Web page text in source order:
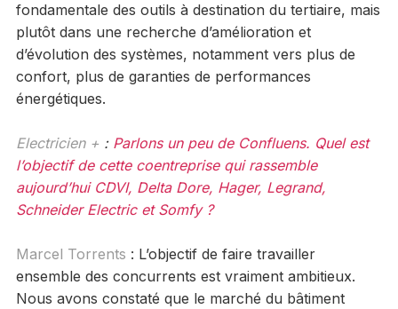
fondamentale des outils à destination du tertiaire, mais
plutôt dans une recherche d’amélioration et
d’évolution des systèmes, notamment vers plus de
confort, plus de garanties de performances
énergétiques.
Electricien + : Parlons un peu de Confluens. Quel est
l’objectif de cette coentreprise qui rassemble
aujourd’hui CDVI, Delta Dore, Hager, Legrand,
Schneider Electric et Somfy ?
Marcel Torrents : L’objectif de faire travailler
ensemble des concurrents est vraiment ambitieux.
Nous avons constaté que le marché du bâtiment